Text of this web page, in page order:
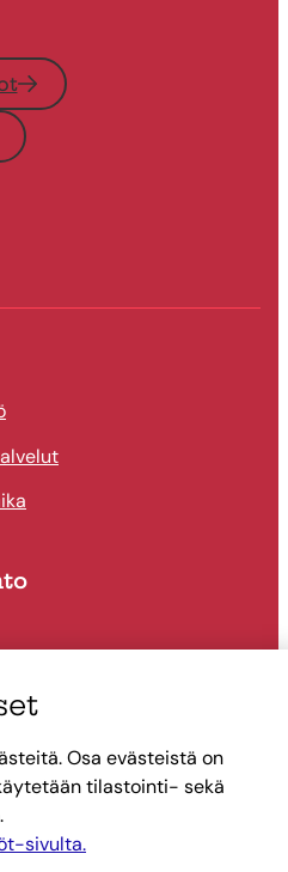
Facebook
Osa evästeistä on
tilastointi- sekä
sivulta.